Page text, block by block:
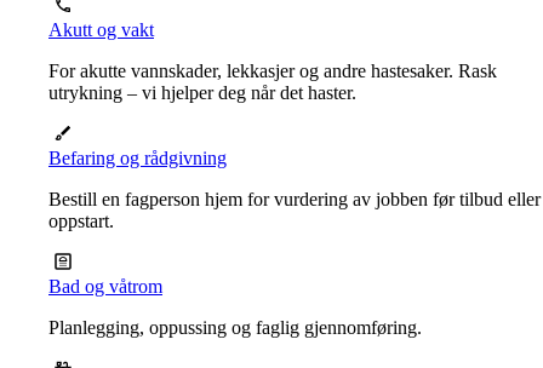
Akutt og vakt
For akutte vannskader, lekkasjer og andre hastesaker. Rask
utrykning – vi hjelper deg når det haster.
Befaring og rådgivning
Bestill en fagperson hjem for vurdering av jobben før tilbud eller
oppstart.
Bad og våtrom
Planlegging, oppussing og faglig gjennomføring.